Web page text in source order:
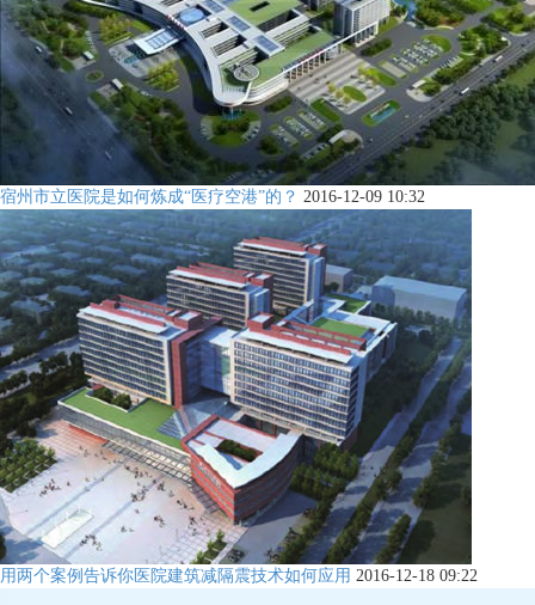
宿州市立医院是如何炼成“医疗空港”的？ 2016-12-09 10:32
用两个案例告诉你医院建筑减隔震技术如何应用 2016-12-18 09:22